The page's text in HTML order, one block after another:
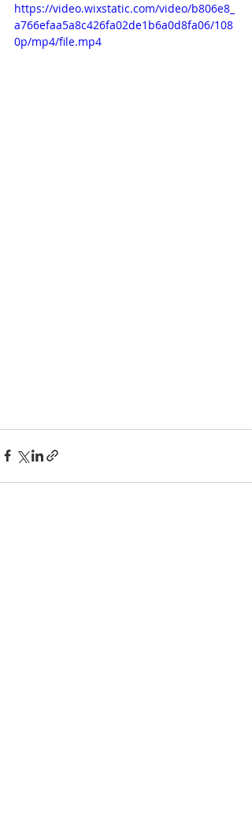
https://video.wixstatic.com/video/b806e8_
a766efaa5a8c426fa02de1b6a0d8fa06/108
0p/mp4/file.mp4